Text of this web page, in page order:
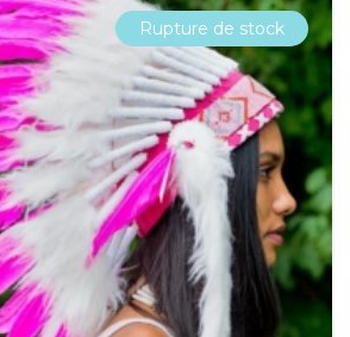
Rupture de stock